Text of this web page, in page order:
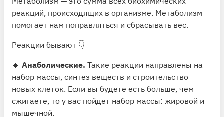
реакций, происходящих в организме. Метаболизм
помогает нам поправляться и сбрасывать вес.
Реакции бывают 👇
🔸 Анаболические. Такие реакции направлены на
набор массы, синтез веществ и строительство
новых клеток. Если вы будете есть больше, чем
сжигаете, то у вас пойдет набор массы: жировой и
мышечной.